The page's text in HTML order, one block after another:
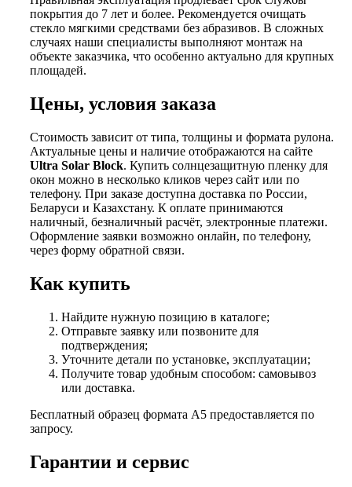
покрытия до 7 лет и более. Рекомендуется очищать
стекло мягкими средствами без абразивов. В сложных
случаях наши специалисты выполняют монтаж на
объекте заказчика, что особенно актуально для крупных
площадей.
Цены, условия заказа
Стоимость зависит от типа, толщины и формата рулона.
Актуальные цены и наличие отображаются на сайте
Ultra Solar Block. Купить солнцезащитную пленку для
окон можно в несколько кликов через сайт или по
телефону. При заказе доступна доставка по России,
Беларуси и Казахстану. К оплате принимаются
наличный, безналичный расчёт, электронные платежи.
Оформление заявки возможно онлайн, по телефону,
через форму обратной связи.
Как купить
Найдите нужную позицию в каталоге;
Отправьте заявку или позвоните для
подтверждения;
Уточните детали по установке, эксплуатации;
Получите товар удобным способом: самовывоз
или доставка.
Бесплатный образец формата А5 предоставляется по
запросу.
Гарантии и сервис